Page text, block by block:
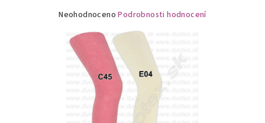
Průměrné
produktu
hvězdiček.
Neohodnoceno Podrobnosti hodnocení